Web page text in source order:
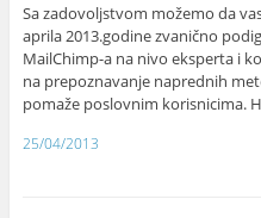
Sa zadovoljstvom možemo da
aprila 2013.godine zvanično
MailChimp-a na nivo eksperta i
na prepoznavanje naprednih
pomaže poslovnim korisnicima.
25/04/2013